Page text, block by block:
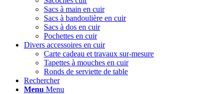
Sacs à main en cuir
Sacs à bandoulière en cuir
Sacs à dos en cuir
Pochettes en cuir
Divers accessoires en cuir
Carte cadeau et travaux sur-mesure
Tapettes à mouches en cuir
Ronds de serviette de table
Rechercher
Menu Menu